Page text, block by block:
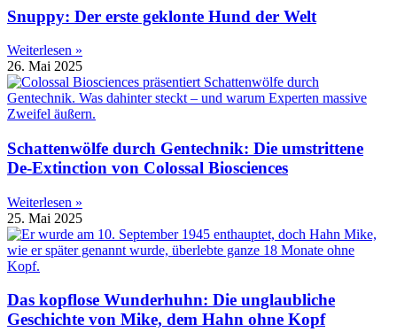
Snuppy: Der erste geklonte Hund der Welt
Weiterlesen »
26. Mai 2025
Schattenwölfe durch Gentechnik: Die umstrittene
De-Extinction von Colossal Biosciences
Weiterlesen »
25. Mai 2025
Das kopflose Wunderhuhn: Die unglaubliche
Geschichte von Mike, dem Hahn ohne Kopf